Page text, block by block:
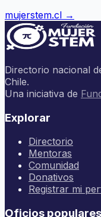
mujerstem.cl →
Directorio nacional
Chile.
Una iniciativa de
Explorar
Directorio
Mentoras
Comunidad
Donativos
Registrar mi
Oficios populares